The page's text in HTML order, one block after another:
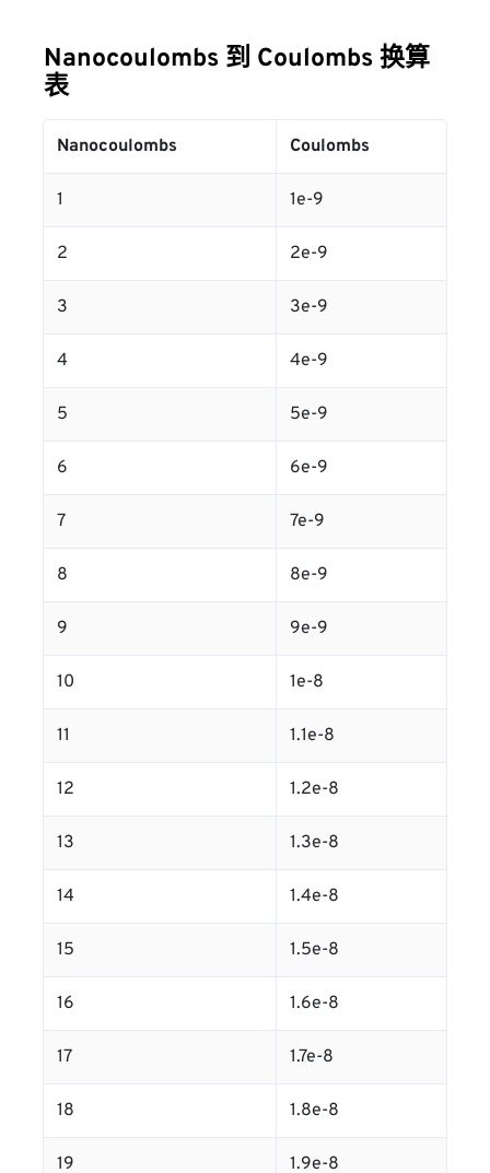
Nanocoulombs 到 Coulombs 换算
表
Nanocoulombs Coulombs
1 1e-9
2 2e-9
3 3e-9
4 4e-9
5 5e-9
6 6e-9
7 7e-9
8 8e-9
9 9e-9
10 1e-8
11 1.1e-8
12 1.2e-8
13 1.3e-8
14 1.4e-8
15 1.5e-8
16 1.6e-8
17 1.7e-8
18 1.8e-8
19 1.9e-8